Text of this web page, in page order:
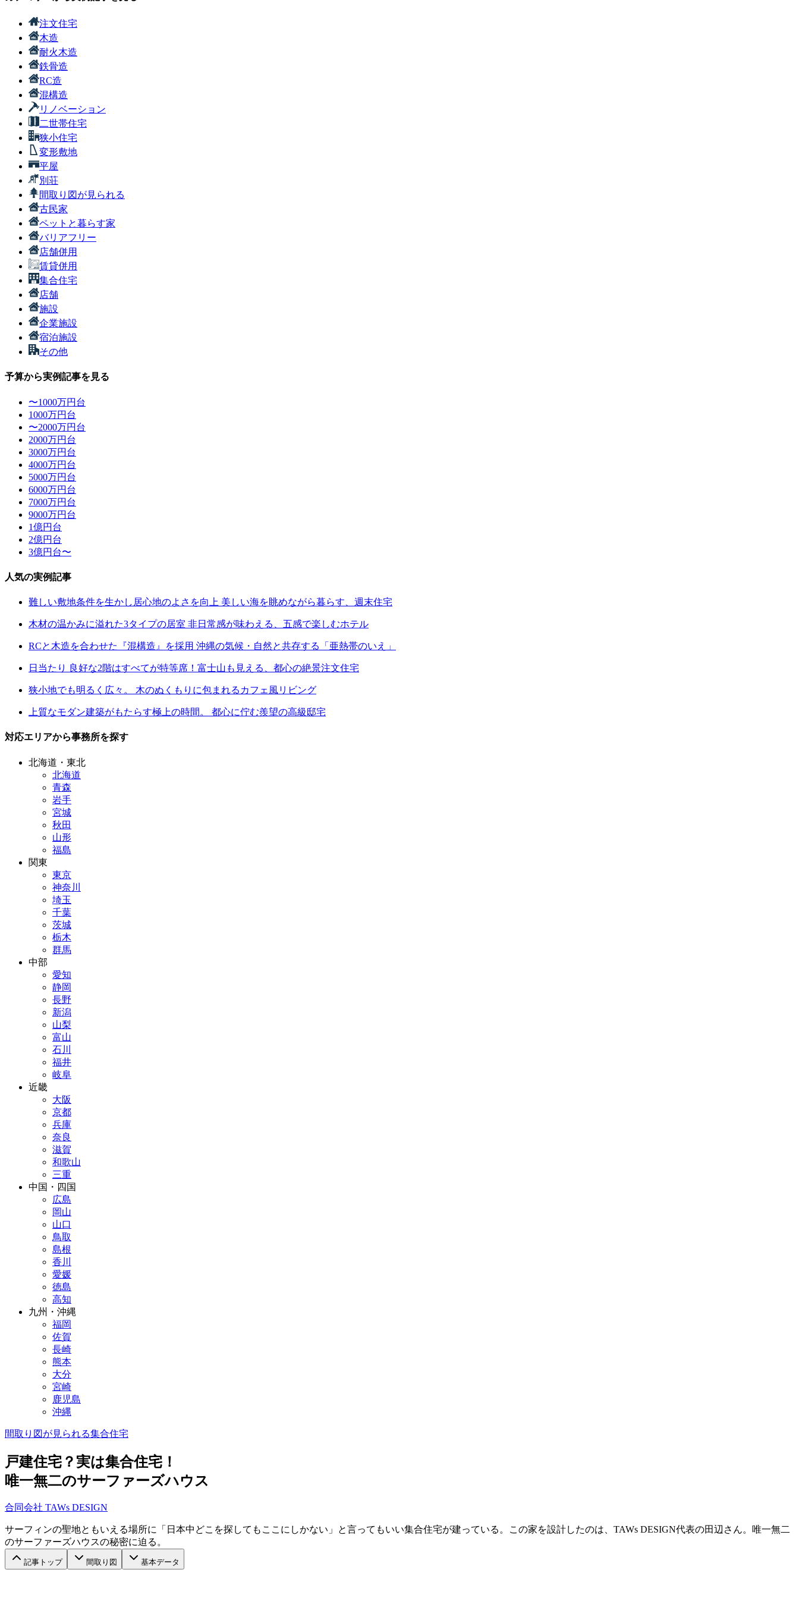
注文住宅
木造
耐火木造
鉄骨造
RC造
混構造
リノベーション
二世帯住宅
狭小住宅
変形敷地
平屋
別荘
間取り図が見られる
古民家
ペットと暮らす家
バリアフリー
店舗併用
賃貸併用
集合住宅
店舗
施設
企業施設
宿泊施設
その他
予算から実例記事を見る
〜1000万円台
1000万円台
〜2000万円台
2000万円台
3000万円台
4000万円台
5000万円台
6000万円台
7000万円台
9000万円台
1億円台
2億円台
3億円台〜
人気の実例記事
難しい敷地条件を生かし居心地のよさを向上 美しい海を眺めながら暮らす、週末住宅
木材の温かみに溢れた3タイプの居室 非日常感が味わえる、五感で楽しむホテル
RCと木造を合わせた『混構造』を採用 沖縄の気候・自然と共存する「亜熱帯のいえ」
日当たり 良好な2階はすべてが特等席！富士山も見える、都心の絶景注文住宅
狭小地でも明るく広々。 木のぬくもりに包まれるカフェ風リビング
上質なモダン建築がもたらす極上の時間。 都心に佇む羨望の高級邸宅
対応エリアから事務所を探す
北海道・東北
北海道
青森
岩手
宮城
秋田
山形
福島
関東
東京
神奈川
埼玉
千葉
茨城
栃木
群馬
中部
愛知
静岡
長野
新潟
山梨
富山
石川
福井
岐阜
近畿
大阪
京都
兵庫
奈良
滋賀
和歌山
三重
中国・四国
広島
岡山
山口
鳥取
島根
香川
愛媛
徳島
高知
九州・沖縄
福岡
佐賀
長崎
熊本
大分
宮崎
鹿児島
沖縄
間取り図が見られる集合住宅
戸建住宅？実は集合住宅！
唯一無二のサーファーズハウス
合同会社 TAWs DESIGN
サーフィンの聖地ともいえる場所に「日本中どこを探してもここにしかない」と言ってもいい集合住宅が建っている。この家を設計したのは、TAWs DESIGN代表の田辺さん。唯一無二
のサーファーズハウスの秘密に迫る。
記事トップ 間取り図 基本データ